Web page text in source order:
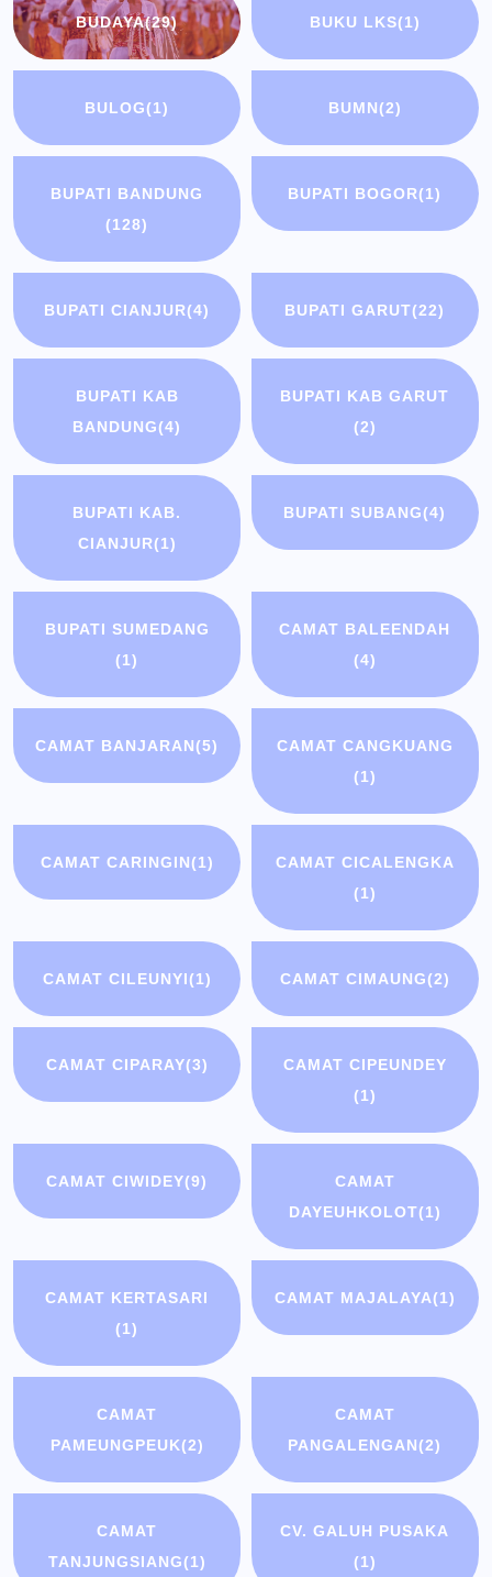
BUDAYA(29) BUKU LKS(1)
BULOG(1) BUMN(2)
BUPATI BANDUNG
(128)
BUPATI BOGOR(1)
BUPATI CIANJUR(4) BUPATI GARUT(22)
BUPATI KAB
BANDUNG(4)
BUPATI KAB GARUT
(2)
BUPATI KAB.
CIANJUR(1)
BUPATI SUBANG(4)
BUPATI SUMEDANG
(1)
CAMAT BALEENDAH
(4)
CAMAT BANJARAN(5)
CAMAT CANGKUANG
(1)
CAMAT CARINGIN(1)
CAMAT CICALENGKA
(1)
CAMAT CILEUNYI(1) CAMAT CIMAUNG(2)
CAMAT CIPARAY(3)
CAMAT CIPEUNDEY
(1)
CAMAT CIWIDEY(9)
CAMAT
DAYEUHKOLOT(1)
CAMAT KERTASARI
(1)
CAMAT MAJALAYA(1)
CAMAT
PAMEUNGPEUK(2)
CAMAT
PANGALENGAN(2)
CAMAT
TANJUNGSIANG(1)
CV. GALUH PUSAKA
(1)